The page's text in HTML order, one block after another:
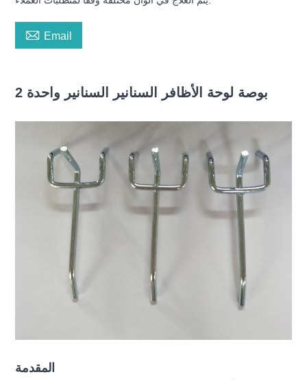
 Email
2 بوصة لوحة الأظافر السنانير السنانير واحدة
المقدمة